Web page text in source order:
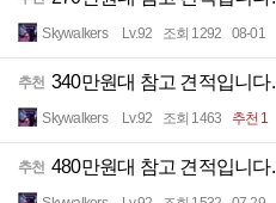
Skywalkers Lv.92 조회 1292 08-01
추천 340만원대 참고 견적입니다.
Skywalkers Lv.92 조회 1463 추천 1
추천 480만원대 참고 견적입니다.